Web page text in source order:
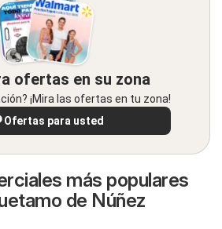
ofertas en su zona
¡Mira las ofertas en tu zona!
Ofertas para usted
más populares
de Núñez